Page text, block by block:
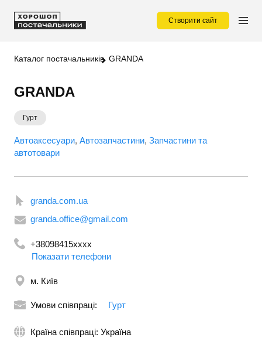
Створити сайт
Каталог постачальників GRANDA
GRANDA
Гурт
Автоаксесуари Автозапчастини Запчастини та
автотовари
granda.com.ua
granda.office@gmail.com
+38098415xxxx
Показати телефони
м. Київ
Умови співпраці: Гурт
Країна співпраці: Україна